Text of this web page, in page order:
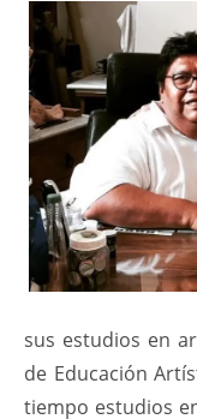
sus estudios en
de Educación
tiempo estudios